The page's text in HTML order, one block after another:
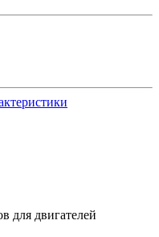
для двигателей